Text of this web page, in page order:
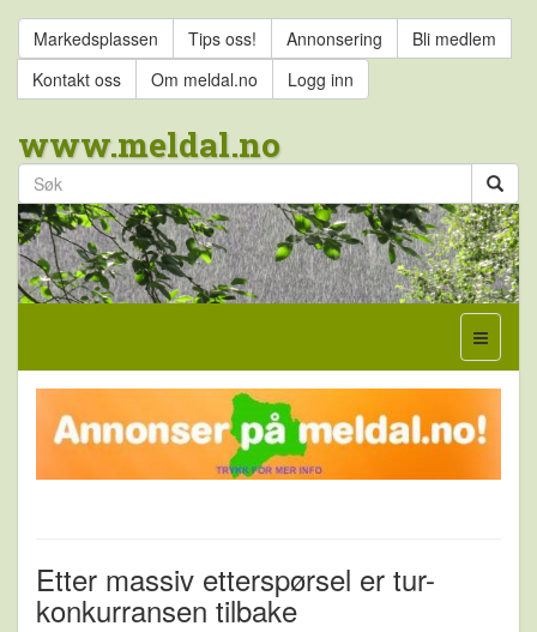
Markedsplassen Tips oss! Annonsering
Bli medlem
Kontakt oss
Om meldal.no Logg inn
www.meldal.no
Etter massiv etterspørsel er tur-
konkurransen tilbake